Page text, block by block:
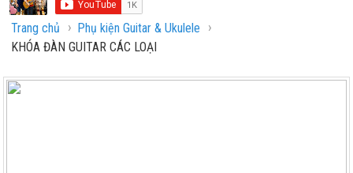
Trang chủ › Phụ kiện Guitar & Ukulele ›
KHÓA ĐÀN GUITAR CÁC LOẠI